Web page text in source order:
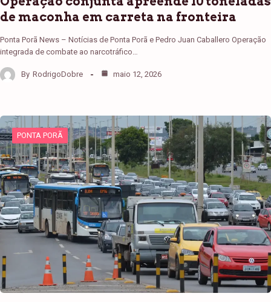
de maconha em carreta na fronteira
Ponta Porã News – Notícias de Ponta Porã e Pedro Juan Caballero Operação
integrada de combate ao narcotráfico…
By RodrigoDobre maio 12, 2026
PONTA PORÃ